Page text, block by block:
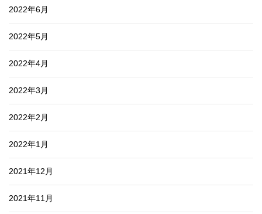
2022年6月
2022年5月
2022年4月
2022年3月
2022年2月
2022年1月
2021年12月
2021年11月